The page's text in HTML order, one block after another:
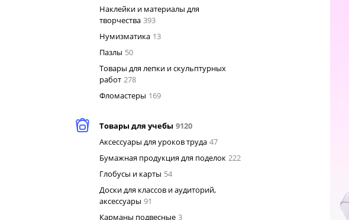
Наклейки и материалы для
творчества 393
Нумизматика 13
Пазлы 50
Товары для лепки и скульптурных
работ 278
Фломастеры 169
Товары для учебы 9120
Аксессуары для уроков труда 47
Бумажная продукция для поделок 222
Глобусы и карты 54
Доски для классов и аудиторий,
аксессуары 91
Карманы подвесные 3